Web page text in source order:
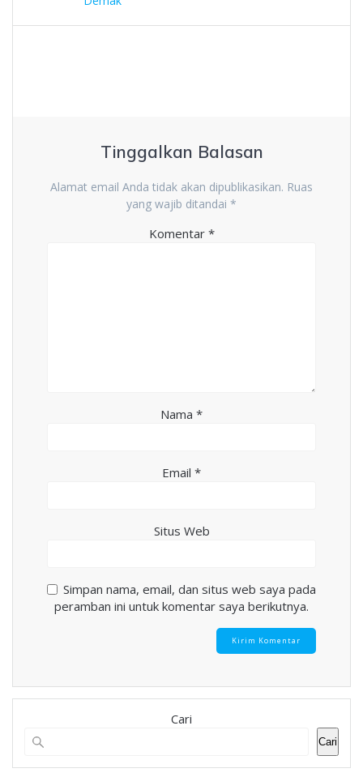
Tinggalkan Balasan
Alamat email Anda tidak akan dipublikasikan. Ruas
yang wajib ditandai *
Komentar *
Nama *
Email *
Situs Web
Simpan nama, email, dan situs web saya pada
peramban ini untuk komentar saya berikutnya.
Cari
Cari